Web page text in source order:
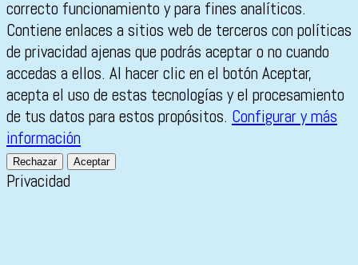
correcto funcionamiento y para fines analíticos.
Contiene enlaces a sitios web de terceros con políticas
de privacidad ajenas que podrás aceptar o no cuando
accedas a ellos. Al hacer clic en el botón Aceptar,
acepta el uso de estas tecnologías y el procesamiento
de tus datos para estos propósitos. Configurar y más
información
Rechazar Aceptar
Privacidad